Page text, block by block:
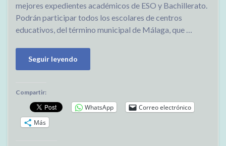
mejores expedientes académicos de ESO y Bachillerato.
Podrán participar todos los escolares de centros
educativos, del término municipal de Málaga, que …
Seguir leyendo
Compartir:
WhatsApp
Correo electrónico
Más